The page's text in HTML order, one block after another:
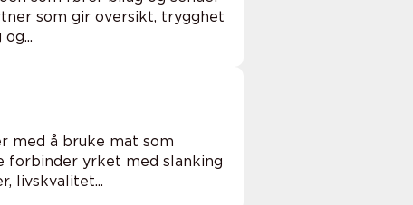
som gir oversikt, trygghet
med å bruke mat som
forbinder yrket med slanking
livskvalitet...